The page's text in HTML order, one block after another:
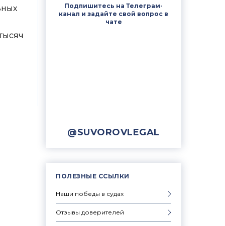
Подпишитесь на Телеграм-
канал и задайте свой вопрос в
чате
@SUVOROVLEGAL
ПОЛЕЗНЫЕ ССЫЛКИ
Наши победы в судах
Отзывы доверителей